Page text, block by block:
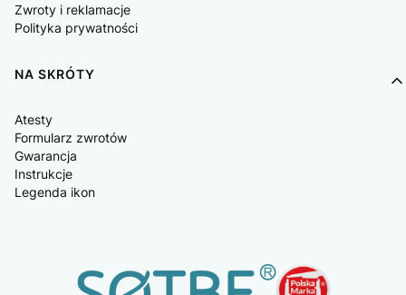
Zwroty i reklamacje
Polityka prywatności
NA SKRÓTY
Atesty
Formularz zwrotów
Gwarancja
Instrukcje
Legenda ikon